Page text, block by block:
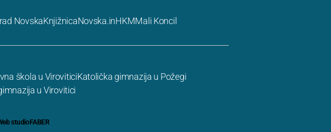
NovskaKnjižnicaNovska.inHKMMali Koncil
škola u ViroviticiKatolička gimnazija u Požegi
u Virovitici
studioFABER